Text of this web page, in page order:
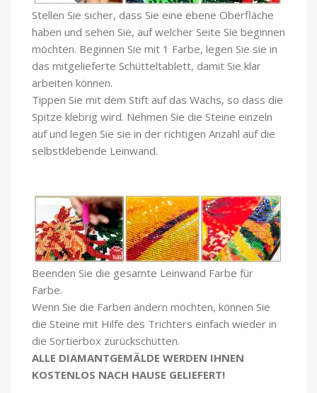
Stellen Sie sicher, dass Sie eine ebene Oberfläche
haben und sehen Sie, auf welcher Seite Sie beginnen
möchten. Beginnen Sie mit 1 Farbe, legen Sie sie in
das mitgelieferte Schütteltablett, damit Sie klar
arbeiten können.
Tippen Sie mit dem Stift auf das Wachs, so dass die
Spitze klebrig wird. Nehmen Sie die Steine einzeln
auf und legen Sie sie in der richtigen Anzahl auf die
selbstklebende Leinwand.
Beenden Sie die gesamte Leinwand Farbe für
Farbe.
Wenn Sie die Farben ändern möchten, können Sie
die Steine mit Hilfe des Trichters einfach wieder in
die Sortierbox zurückschütten.
ALLE DIAMANTGEMÄLDE WERDEN IHNEN
KOSTENLOS NACH HAUSE GELIEFERT!